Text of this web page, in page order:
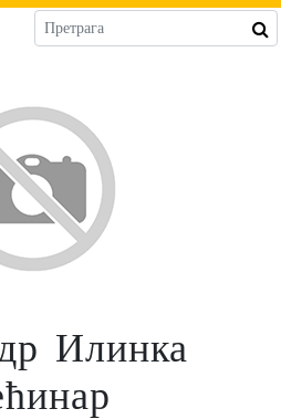
Илинка